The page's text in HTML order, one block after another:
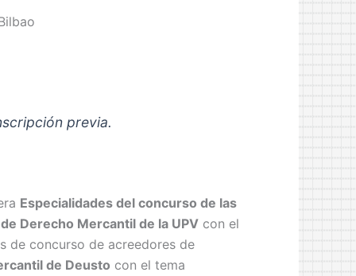
previa.
Especialidades del concurso de las
Derecho Mercantil de la UPVcon el
de concurso de acreedores de
de Deusto con el tema